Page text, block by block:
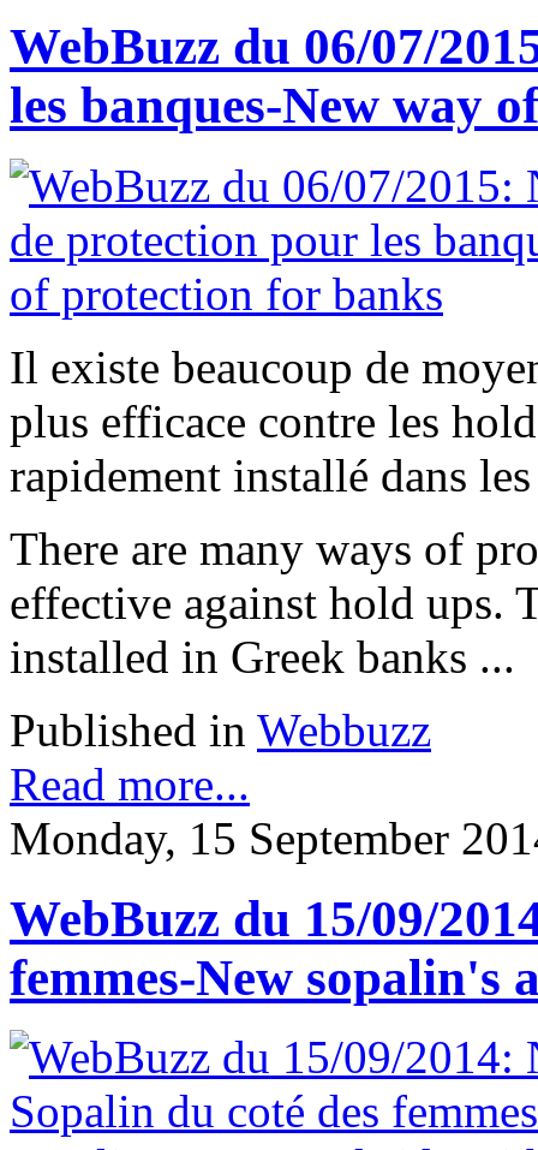
WebBuzz du 06/07/
les banques-New way
Il existe beaucoup de
plus efficace contre les
rapidement installé dans
There are many ways of
effective against hold ups.
installed in Greek banks ...
Published in Webbuzz
Read more...
Monday, 15 September
WebBuzz du 15/09/
femmes-New sopalin's